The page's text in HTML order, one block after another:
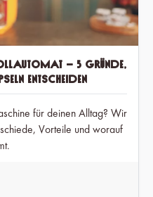
– 5 Gründe,
entscheiden
für deinen Alltag? Wir
Vorteile und worauf